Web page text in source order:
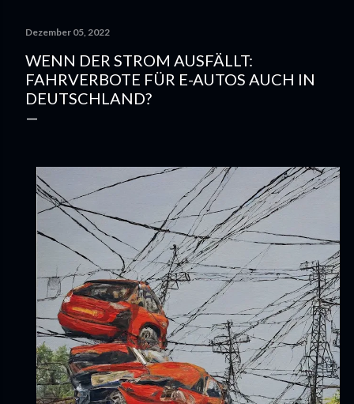
Dezember 05, 2022
WENN DER STROM AUSFÄLLT:
FAHRVERBOTE FÜR E-AUTOS AUCH IN
DEUTSCHLAND?